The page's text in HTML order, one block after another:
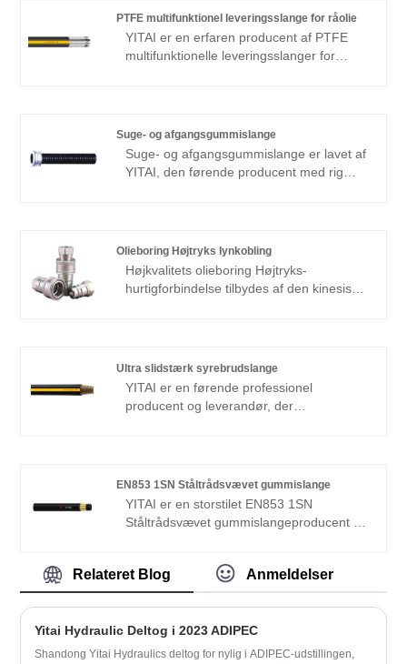
de fleste af de europæiske og
amerikanske markeder. Vi ser frem til at
blive din langsigtede partner i Kina.
PTFE multifunktionel leveringsslange for råolie
YITAI er en erfaren producent af PTFE
multifunktionelle leveringsslanger for
Suge- og afgangsgummislange
Suge- og afgangsgummislange er lavet af
YITAI, den førende producent med rig
Olieboring Højtryks lynkobling
Højkvalitets olieboring Højtryks-
hurtigforbindelse tilbydes af den kinesiske
de fleste af de europæiske og
amerikanske markeder. Vi ser frem til at
blive din langsigtede partner i Kina.
Ultra slidstærk syrebrudslange
YITAI er en førende professionel
producent og leverandør, der
EN853 1SN Ståltrådsvævet gummislange
YITAI er en storstilet EN853 1SN
Ståltrådsvævet gummislangeproducent og
i mange år. Vores produkter har en god
prisfordel og dækker de fleste af de
ser frem til at blive din langsigtede partner
i Kina.
Relateret Blog Anmeldelser
Yitai Hydraulic Deltog i 2023 ADIPEC
Shandong Yitai Hydraulics deltog for nylig i ADIPEC-udstillingen,